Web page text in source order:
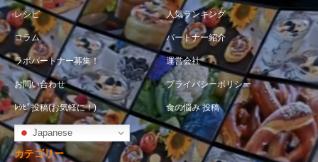
レシピ 人気ランキング
コラム パートナー紹介
ラボパートナー募集！ 運営会社
お問い合わせ プライバシーポリシー
ﾚｼﾋﾟ投稿(お気軽に！) 食の悩み 投稿
Japanese
カテゴリー